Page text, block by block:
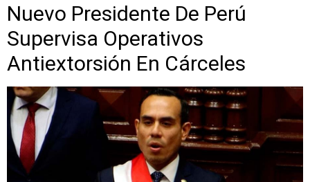
Nuevo Presidente De Perú
Supervisa Operativos
Antiextorsión En Cárceles